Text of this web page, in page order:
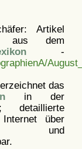
Artikel
aus dem
-
das
in der
detaillierte
über